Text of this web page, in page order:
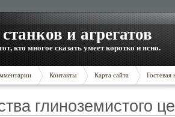
и агрегатов
кто многое сказать умеет коротко и ясно.
Контакты Карта сайта Гостевая
глиноземистого